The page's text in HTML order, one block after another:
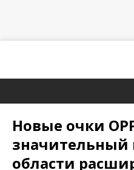
Новые очки
значительный
области